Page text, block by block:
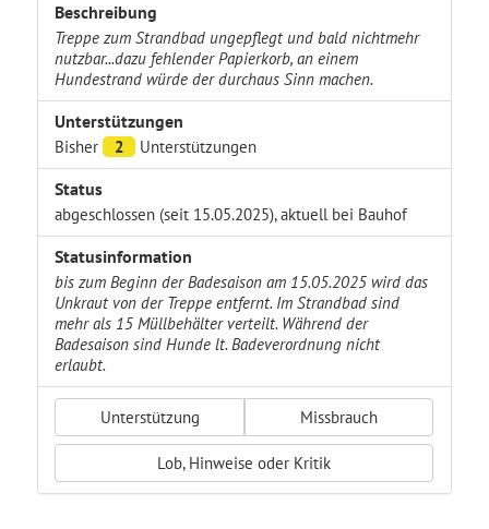
Beschreibung
Treppe zum Strandbad ungepflegt und bald nichtmehr
nutzbar...dazu fehlender Papierkorb, an einem
Hundestrand würde der durchaus Sinn machen.
Unterstützungen
Bisher 2 Unterstützungen
Status
abgeschlossen (seit 15.05.2025), aktuell bei Bauhof
Statusinformation
bis zum Beginn der Badesaison am 15.05.2025 wird das
Unkraut von der Treppe entfernt. Im Strandbad sind
mehr als 15 Müllbehälter verteilt. Während der
Badesaison sind Hunde lt. Badeverordnung nicht
erlaubt.
Unterstützung Missbrauch
Lob, Hinweise oder Kritik